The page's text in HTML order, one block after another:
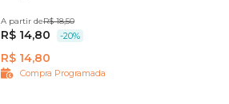
3 kg
A partir deR$ 18,50
R$ 14,80 -20%
R$ 14,80
Compra Programada